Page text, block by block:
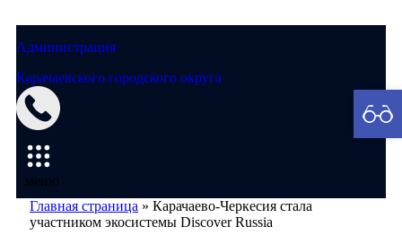
Администрация
Карачаевского городского округа
меню
Главная страница » Карачаево-Черкесия стала
участником экосистемы Discover Russia
Мэрия